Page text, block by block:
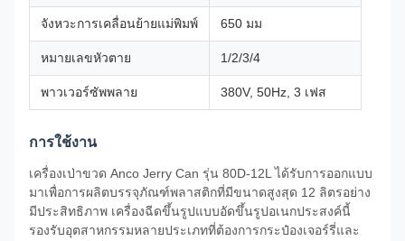
จังหวะการเคลื่อนย้ายแม่พิมพ์ 650 มม
หมายเลขหัวตาย 1/2/3/4
พาวเวอร์ซัพพลาย 380V, 50Hz, 3 เฟส
การใช้งาน
เครื่องเป่าขวด Anco Jerry Can รุ่น 80D-12L ได้รับการออกแบบ
มาเพื่อการผลิตบรรจุภัณฑ์พลาสติกที่มีขนาดสูงสุด 12 ลิตรอย่าง
มีประสิทธิภาพ เครื่องฉีดขึ้นรูปแบบอัดขึ้นรูปอเนกประสงค์นี้
รองรับอุตสาหกรรมหลายประเภทที่ต้องการกระป๋องเจอร์รี่และ